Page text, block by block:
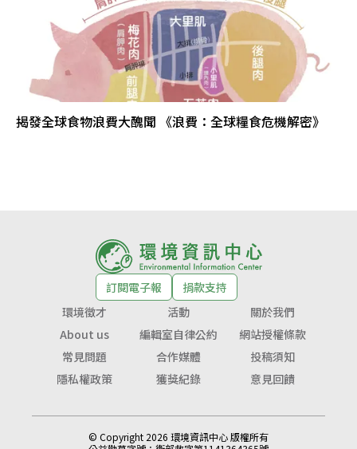
揭發全球食物浪費大醜聞 《浪費：全球糧食危機解密》
訂閱電子報
捐款支持
環境徵才
活動
關於我們
About us
編輯室自律公約
網站授權條款
常見問題
合作媒體
投稿須知
隱私權政策
獲獎紀錄 意見回饋
© Copyright 2026 環境資訊中心 版權所有